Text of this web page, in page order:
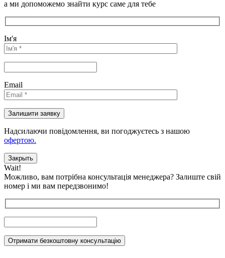
а ми допоможемо знайти курс саме для тебе
Ім'я
Email
Надсилаючи повідомлення, ви погоджуєтесь з нашою
офертою.
Закрыть
Wait!
Можливо, вам потрібна консультація менеджера? Залиште свій
номер і ми вам передзвонимо!